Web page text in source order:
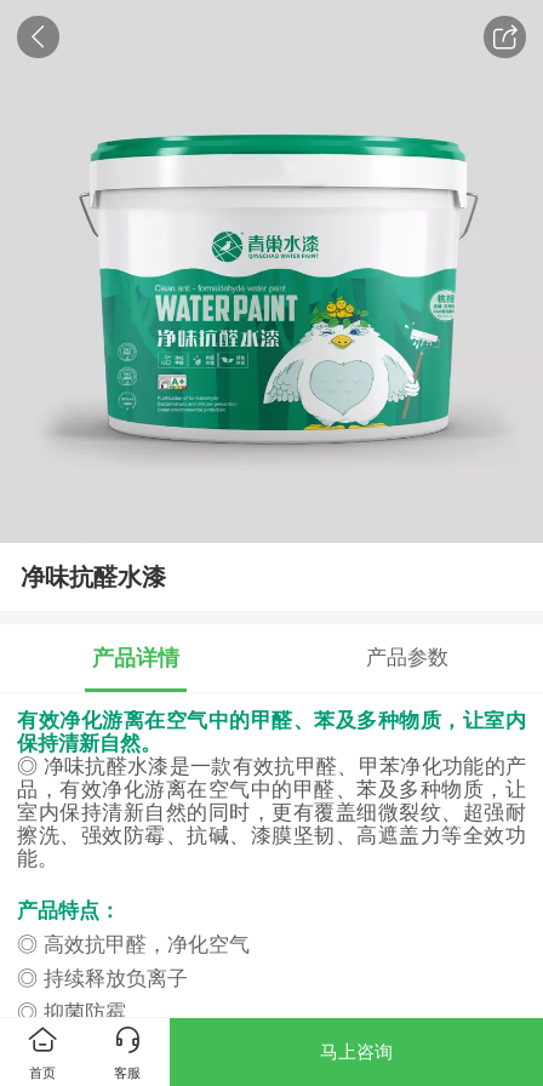
净味抗醛水漆
产品详情 产品参数
有效净化游离在空气中的甲醛、苯及多种物质，让室内
保持清新自然。
◎ 净味抗醛水漆是一款有效抗甲醛、甲苯净化功能的产
品，有效净化游离在空气中的甲醛、苯及多种物质，让
室内保持清新自然的同时，更有覆盖细微裂纹、超强耐
擦洗、强效防霉、抗碱、漆膜坚韧、高遮盖力等全效功
能。
产品特点：
◎ 高效抗甲醛，净化空气
◎ 持续释放负离子
◎ 抑菌防霉
◎ 高遮盖力
首页 客服
马上咨询